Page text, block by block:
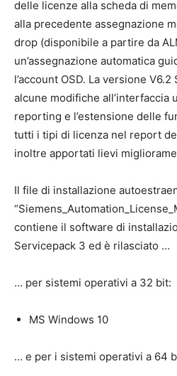
delle licenze alla scheda di
alla precedente assegnazione
drop (disponibile a partire da
un’assegnazione automatica
l’account OSD. La versione
alcune modifiche all’interfaccia
reporting e l’estensione delle
tutti i tipi di licenza nel report
inoltre apportati lievi
Il file di installazione
contiene il software di
Servicepack 3 ed è rilasciato …
… per sistemi operativi a 32 bit:
MS Windows 10
… e per i sistemi operativi a 64